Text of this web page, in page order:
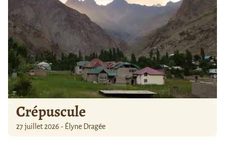
Crépuscule
27 juillet 2026 - Élyne Dragée